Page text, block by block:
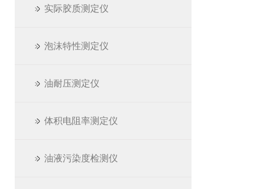
实际胶质测定仪
泡沫特性测定仪
油耐压测定仪
体积电阻率测定仪
油液污染度检测仪